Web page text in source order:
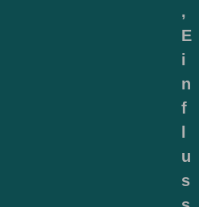
,
E
i
n
f
u
s